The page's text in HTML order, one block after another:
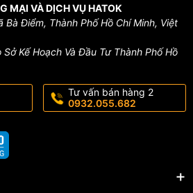
MẠI VÀ DỊCH VỤ HATOK
Bà Điểm, Thành Phố Hồ Chí Minh, Việt
Kế Hoạch Và Đầu Tư Thành Phố Hồ
Tư vấn bán hàng 2
0932.055.682